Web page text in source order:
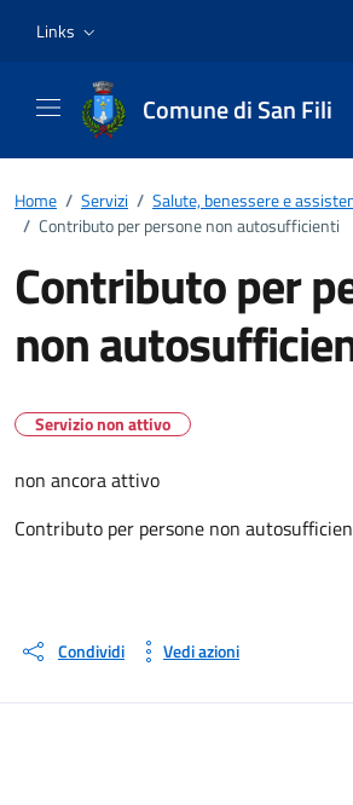
Links
Comune di San Fili
Home / Servizi / Salute, benessere e
/ Contributo per persone non autosufficienti
Contributo per
non
Servizio non attivo
non ancora attivo
Contributo per persone non
Condividi Vedi azioni